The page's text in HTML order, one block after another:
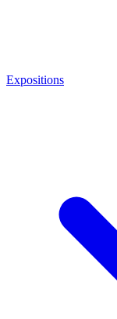
Expositions